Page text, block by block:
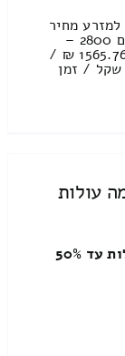
מחיר
מחירון: 2261.55 ₪ / אלה שבטווח המחירים 2800 –
2100 ₪ עבודות סבלות , טעינה ופריקה : 1565.76 ₪ /
זמן : 1 שעות 14 דקות מחיר נסיעה 629.92 שקל / זמן
עולות
הובלות עד 50%